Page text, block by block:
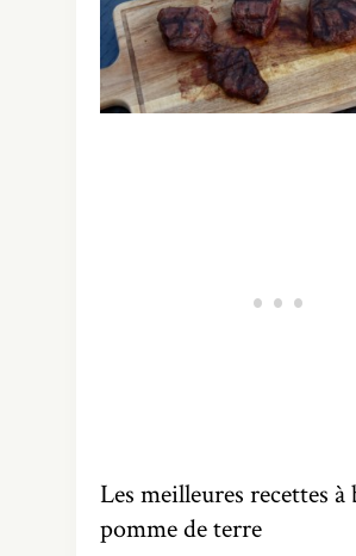
Les meilleures recettes à
pomme de terre